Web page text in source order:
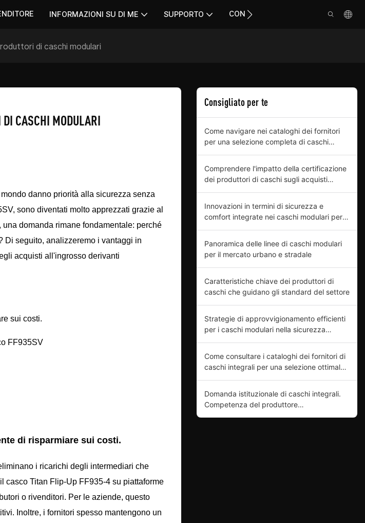
INFORMAZIONI SU DI ME SUPPORTO CONTATTO
di caschi modulari
DI CASCHI MODULARI
danno priorità alla sicurezza senza
sono diventati molto apprezzati grazie al
domanda rimane fondamentale: perché
Di seguito, analizzeremo i vantaggi in
acquisti all'ingrosso derivanti
sui costi.
FF935SV
di risparmiare sui costi.
i ricarichi degli intermediari che
casco Titan Flip-Up FF935-4 su piattaforme
o rivenditori. Per le aziende, questo
Inoltre, i fornitori spesso mantengono un
Consigliato per te
Come navigare nei cataloghi dei fornitori
per una selezione completa di caschi
Comprendere l'impatto della certificazione
dei produttori di caschi sugli acquisti
Innovazioni in termini di sicurezza e
comfort integrate nei caschi modulari per
Panoramica delle linee di caschi modulari
per il mercato urbano e stradale
Caratteristiche chiave dei produttori di
caschi che guidano gli standard del settore
Strategie di approvvigionamento efficienti
per i caschi modulari nella sicurezza
Come consultare i cataloghi dei fornitori di
caschi integrali per una selezione ottimale
Domanda istituzionale di caschi integrali.
Competenza del produttore